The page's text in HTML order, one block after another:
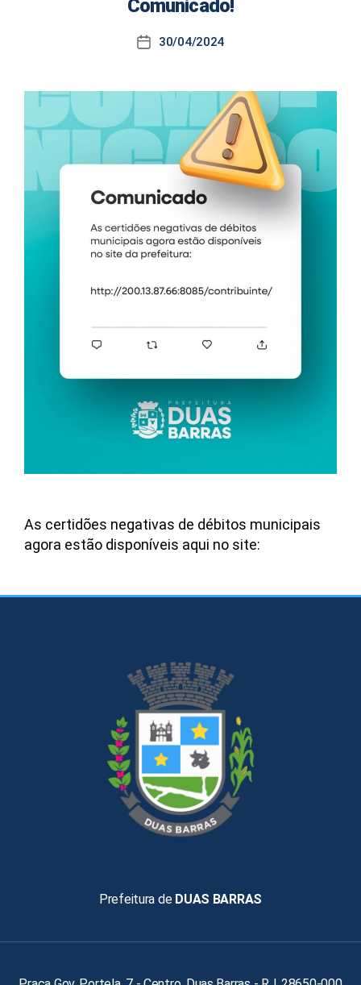
Comunicado!
Data30/04/2024
As certidões negativas de débitos municipais
agora estão disponíveis aqui no site:
Prefeitura de DUAS BARRAS